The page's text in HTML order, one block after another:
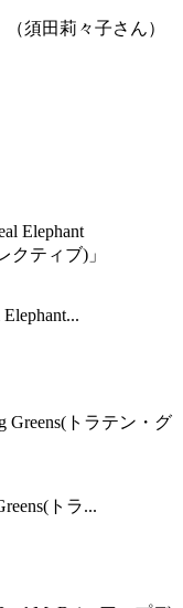
須田莉々子さん）
トラ...